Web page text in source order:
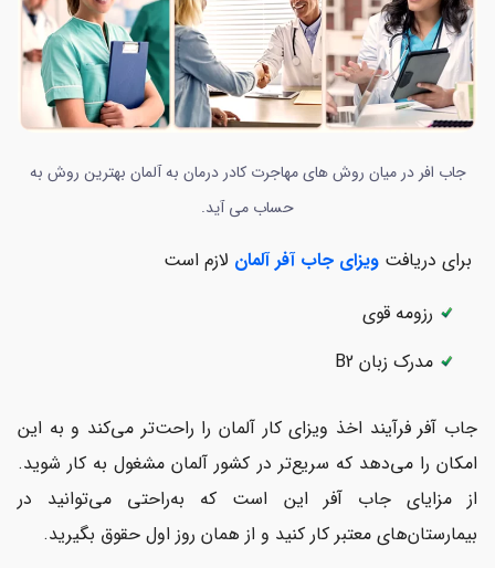
جاب افر در میان روش های مهاجرت کادر درمان به آلمان بهترین روش به
حساب می آید.
برای دریافت ویزای جاب آفر آلمان لازم است
رزومه قوی
مدرک زبان B2
جاب آفر فرآیند اخذ ویزای کار آلمان را راحت‌تر می‌کند و به این
امکان را می‌دهد که سریع‌تر در کشور آلمان مشغول به کار شوید.
از مزایای جاب آفر این است که به‌راحتی می‌توانید در
بیمارستان‌های معتبر کار کنید و از همان روز اول حقوق بگیرید.